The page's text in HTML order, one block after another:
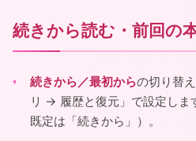
続きから読む・前回の
続きから／最初からの切り替
リ → 履歴と復元」で設定しま
既定は「続きから」）。